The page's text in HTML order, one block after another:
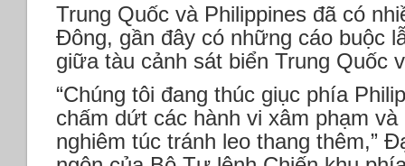
Trung Quốc và Philippines đã có
Đông, gần đây có những cáo buộc
giữa tàu cảnh sát biển Trung Quốc
“Chúng tôi đang thúc giục phía
chấm dứt các hành vi xâm phạm
nghiêm túc tránh leo thang thêm,”